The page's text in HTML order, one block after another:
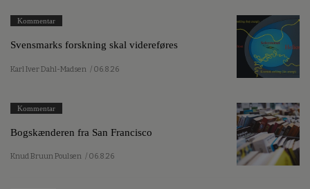
Kommentar
Svensmarks forskning skal videreføres
Karl Iver Dahl-Madsen / 06.8.26
Kommentar
Bogskænderen fra San Francisco
Knud Bruun Poulsen / 06.8.26